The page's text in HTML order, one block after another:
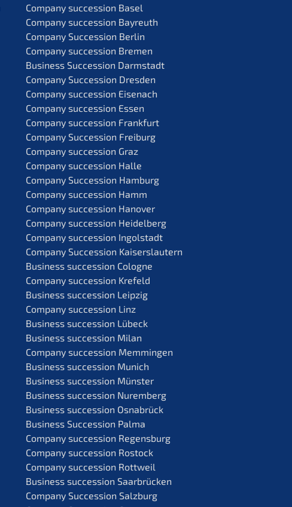
Compa­ny succes­si­on Basel
Compa­ny succes­si­on Bayreuth
Compa­ny Succes­si­on Berlin
Compa­ny succes­si­on Bremen
Business Succes­si­on Darmstadt
Compa­ny Succes­si­on Dresden
Compa­ny succes­si­on Eisenach
Compa­ny succes­si­on Essen
Compa­ny succes­si­on Frankfurt
Compa­ny Succes­si­on Freiburg
Compa­ny succes­si­on Graz
Compa­ny succes­si­on Halle
Compa­ny Succes­si­on Hamburg
Compa­ny succes­si­on Hamm
Compa­ny succes­si­on Hanover
Compa­ny succes­si­on Heidelberg
Compa­ny succes­si­on Ingolstadt
Compa­ny Succes­si­on Kaiserslautern
Business succes­si­on Cologne
Compa­ny succes­si­on Krefeld
Business succes­si­on Leipzig
Compa­ny succes­si­on Linz
Business succes­si­on Lübeck
Business succes­si­on Milan
Compa­ny succes­si­on Memmingen
Business succes­si­on Munich
Business succes­si­on Münster
Business succes­si­on Nuremberg
Business succes­si­on Osnabrück
Business Succes­si­on Palma
Compa­ny succes­si­on Regensburg
Compa­ny succes­si­on Rostock
Compa­ny succes­si­on Rottweil
Business succes­si­on Saarbrücken
Compa­ny Succes­si­on Salzburg